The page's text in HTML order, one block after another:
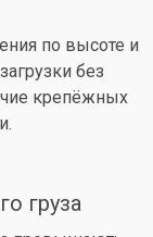
по высоте и
без
крепёжных
груза